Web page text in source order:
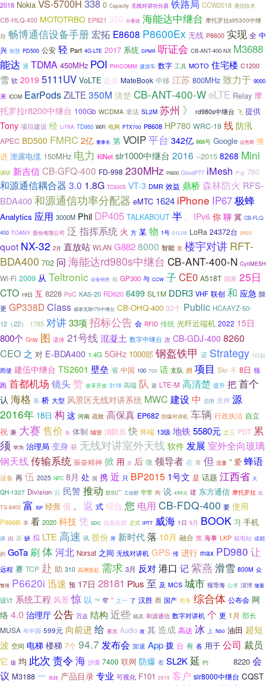
2018 Nokia VS-5700H 338 0 Capacity 无线对讲功分器 铁路局 CCW2018 通信技术
CB-HLQ-400 MOTOTRBO EP821 350 分量级 海能达中继台 摩托罗拉slr5300中继
台 畅博通信设备手册 宏拓 E8608 P8600Ex 无线 P8600 实现 全 中
兴 智慧 PD500 公安 轻 Part 4G-LTE 2017 系统 DPMR 听证会 CB-ANT-400-NX M3688
能达 通 TDMA 450MHz POI PHICOMM 遨游车 数字 工具 MOTO 住宅楼 C1200
雪 软 2019 5111UV VoLTE 赴京 MateBook 中移 江苏 800MHz 致力于 9000
来 ICOM EarPodsZiLTE350M 清楚 CB-ANT-400-W eLTE Relay 摩
托罗拉r8200中继台 100Gb WCDMA 非法 SL2M 苏州 》 rd980s中继台 飞 提供
Tony 项目建设 经 LiTRA TD950 WiFi 电网 PTX700 P8608 HP780 WRC-19 线 防汛
APEC BD500 FMRC 2亿 董事长 第 VOIP平台 342亿 666号 Google 运营商 推
进 泄露电缆 150MHz 电力 KiNet slr1000中继台 2016 --2015 8268 Mini
调研 新吉信CB-GFQ-400 FD-998 230MHz P6600 CloudPTT iMesh 产业 760
和源通信耦合器 3.0 1.8G TC500S VT-3 DMR 效益 鼎桥森林防火 RFS-
BDA400和源通信功率分配器 eMTC 1624 iPhone IP67极蜂
Analytics 应用 3000M Phil DP405 TALKABOUT 半 、 IPv6 你 聊 冀 CB-FLQ-
400 TOANY 股份有限公司 泛 指挥系统 火 方 某 物 1号 01L09 LoRa 24372台 2900
quot NX-32 2月 直放站 WLAN G8828000 智能 宽 楼宇对讲 RFT-
BDA400 702 问 海能达rd980s中继台 CB-ANT-400-N CytiMESH
Wi-Fi 2009 从 Teltronic 设备销售 都 GP300 与 CCW 子 CE0 A518T 国家 25日
CTO 19日 互 8228 PoC KAS-20 RD620 6499 SL1M DDR3 VHF 联创 和 应急 隙
更 GP338D Class 威泰克斯r70中继台 CB-OHQ-400 32个 Public HCAAYZ-50-
12（22）
1785 对讲33项 招标公告 会 RFID 传统 光纤近端机 2022 15日
800个 Gray 图 遗体 21号线混凝土 数字中继台 次 CB-GDJ-400 8260
CEO 之 对 E-BDA400 1.4G 5GHz 1000部 钢盔铁甲 诺 Strategy 1日起
而使 建伍中继台 TS2601 壁垒 省 中国 100 700 话 支队 拥 项目 Skr 不 8日 领
跑 首都机场 镜头赞 改革开放 3118 高端 队 迎 LTE-M 高清楚 提升 把首个
认 海格 系 桥 大型 风景区无线对讲系统 MWC 建设 中 启用 质押 源
2016年 18日 构 这 河南 疏散 高保真 EP682 防爆对讲机 车辆 行政执法 自立
祝 兼 大赛 售价 集 体制 城管 消防员 快 终端 13级 地铁5580元 之三 PDT 累
须 华为 治理局 变身 获 无线对讲室外天线 软件 发展 室外全向玻璃
钢天线传输系统 振奋精神 掀 用 原 后 微 领导者 在 常 但 流量 ” 爱 蜂语
设备 再 伍 2025 NFC 8月 处 国 携 近 只 BP2015 1号文 是 话题 江西省 天
QH-1327 Division 云 民警推动 纺织厂 工信部 窄带 向 说 499元 建 东方通信 摩托罗拉 比
TS-8400 富 ISP 经营 值 。 返 式 综合 您 电用 CB-FDQ-400 要 使用
P8668i 享 看 2020 科技 凭 SDC 信息化部 正式 iPTT 威海 1日 9月 BOOK 习 手机
谈 由 新 缺 拟 LTE 高速 讯 股份 将 新时代落 10月 融合 黑 海事 LKP 核电站 成都
的 GoTa 刷 体河北 Norsat 之间 无线对讲机 GPS 传 进行 max PD980 让
远程 赛 TCP 赴 助 310 高潮迭起 需求 3月 反对港口 记紫燕 滑雪 800M 众
警用 P6620i 迅速 预 17日 28181 Plus 至 及 MCS 城市 报导海 心求 淄博 隆重
设计 系统工程 风景 惊 以 ™ 窄 “ 之一 了 汉胜 而 国产 穷冬 综合体 公布会 网
络 4.0 治理厅 公告 万达 结构 近些 能及 和源通信 数字对讲机 个 更 1月 部长
MUSA 年中国 599元 向前进给 首次 Audio 改 其 造成 高达 冰 上 N50 油田 超短
波 空间 电梯 楼梯 7个 94.7 发布会 加速 App 拨 台 有 各 用于 公司 裁员
它 级 均 此次 责令 海 沙漠 7400 联网 防爆 着 SL2K延 约 8220 会
议 M3188 一 先转 产品目录 专业 可视化 F101 2015 客户 slr8000中继台 CQST